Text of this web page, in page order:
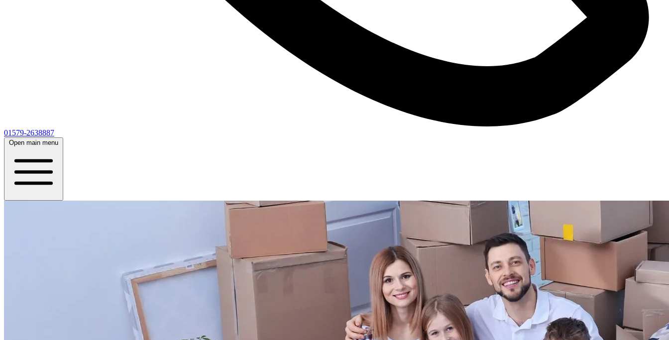
01579-2638887
Open main menu